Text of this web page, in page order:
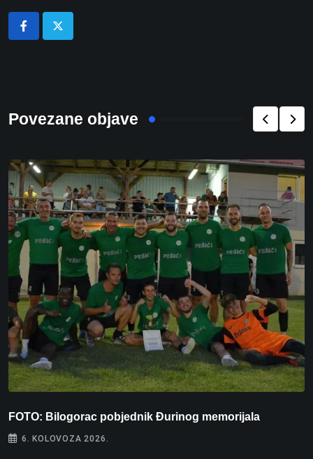
Povezane objave
FOTO: Bilogorac pobjednik Đurinog memorijala
6. KOLOVOZA 2026.